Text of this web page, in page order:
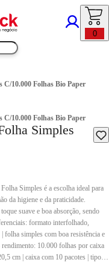
0
10.000 Folhas Bio Paper
10.000 Folhas Bio Paper
Simples
Simples é a escolha ideal para
da higiene e da praticidade.
suave e boa absorção, sendo
formato interfolhado,
folha simples com boa resistência e
rendimento: 10.000 folhas por caixa
cm | caixa com 10 pacotes | tipo: